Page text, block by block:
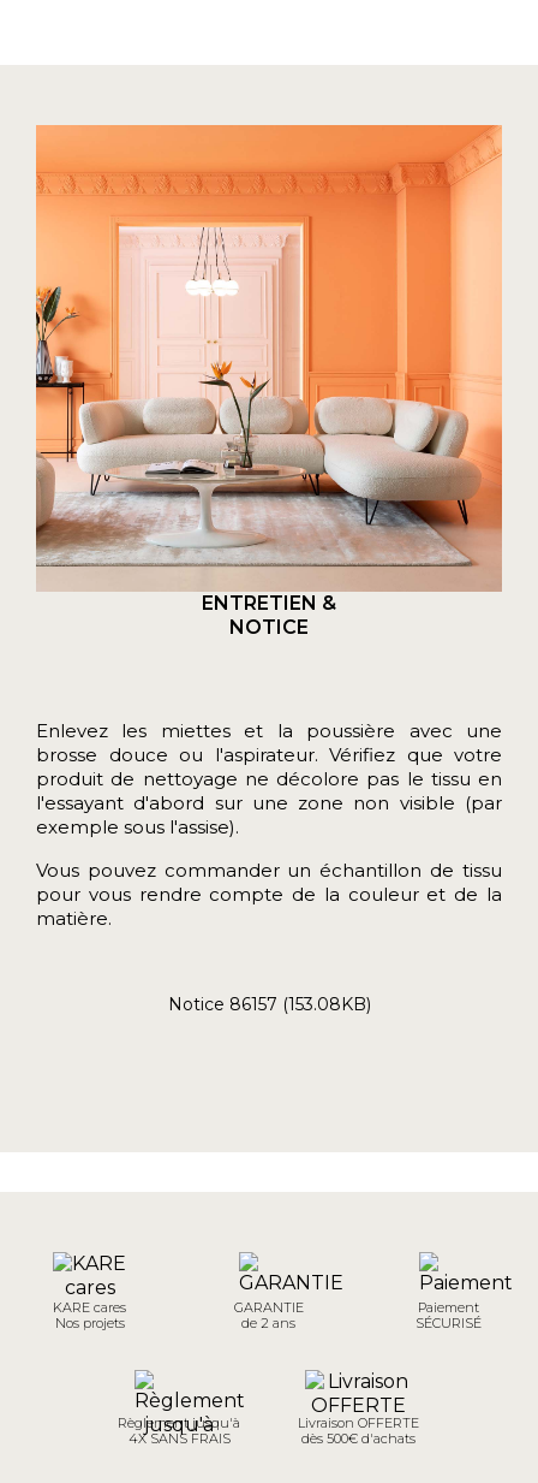
ENTRETIEN &
NOTICE
Enlevez les miettes et la poussière avec une
brosse douce ou l'aspirateur. Vérifiez que votre
produit de nettoyage ne décolore pas le tissu en
l'essayant d'abord sur une zone non visible (par
exemple sous l'assise).
Vous pouvez commander un échantillon de tissu
pour vous rendre compte de la couleur et de la
matière.
Notice 86157 (153.08KB)
KARE cares
Nos projets
GARANTIE
de 2 ans
Paiement
SÉCURISÉ
Règlement jusqu'à
4X SANS FRAIS
Livraison OFFERTE
dès 500€ d'achats